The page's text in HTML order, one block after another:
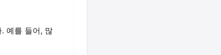
예를 들어, 많